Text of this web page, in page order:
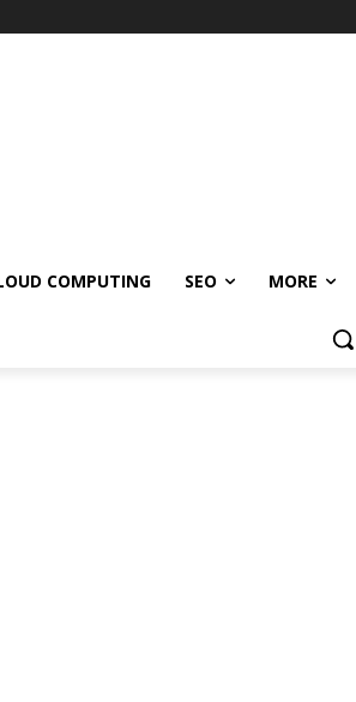
COMPUTING SEO MORE